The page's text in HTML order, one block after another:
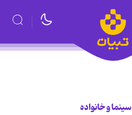
سینما و خانواده